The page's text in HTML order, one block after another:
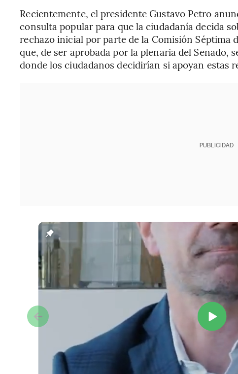
Recientemente, el presidente Gustavo Petro
consulta popular para que la ciudadanía decida
rechazo inicial por parte de la Comisión Séptima
que, de ser aprobada por la plenaria del Senado,
donde los ciudadanos decidirían si apoyan estas
PUBLICIDAD